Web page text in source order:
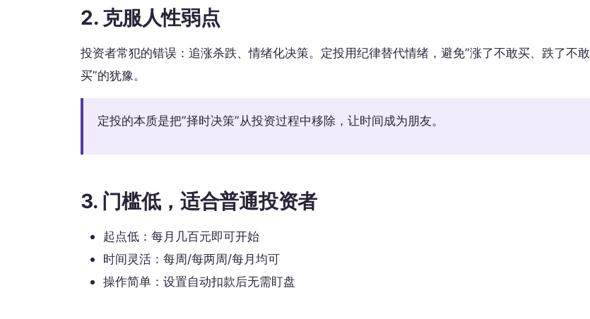
2. 克服人性弱点
投资者常犯的错误：追涨杀跌、情绪化决策。定投用纪律替代情绪，避免”涨了不敢买、跌了不敢
买”的犹豫。
定投的本质是把”择时决策”从投资过程中移除，让时间成为朋友。
3. 门槛低，适合普通投资者
起点低：每月几百元即可开始
时间灵活：每周/每两周/每月均可
操作简单：设置自动扣款后无需盯盘